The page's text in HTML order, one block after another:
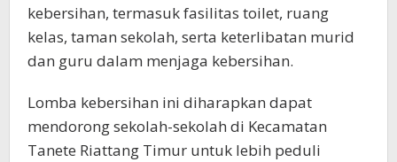
kebersihan, termasuk fasilitas toilet, ruang
kelas, taman sekolah, serta keterlibatan murid
dan guru dalam menjaga kebersihan.
Lomba kebersihan ini diharapkan dapat
mendorong sekolah-sekolah di Kecamatan
Tanete Riattang Timur untuk lebih peduli